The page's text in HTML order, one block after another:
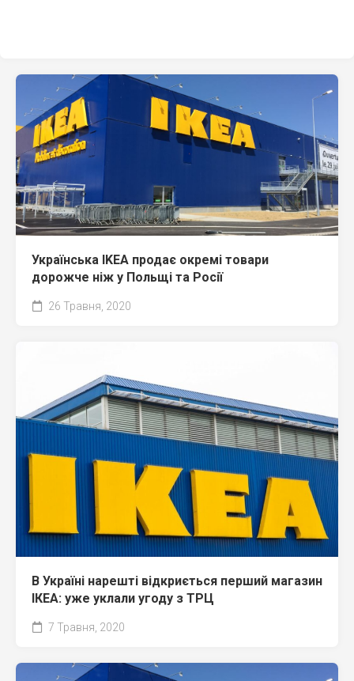
Українська IKEA продає окремі товари
дорожче ніж у Польщі та Росії
26 Травня, 2020
В Україні нарешті відкриється перший магазин
ІКЕА: уже уклали угоду з ТРЦ
7 Травня, 2020